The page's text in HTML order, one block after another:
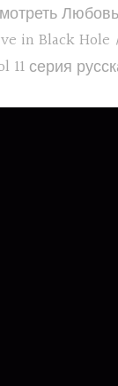
in Black Hole
11 серия